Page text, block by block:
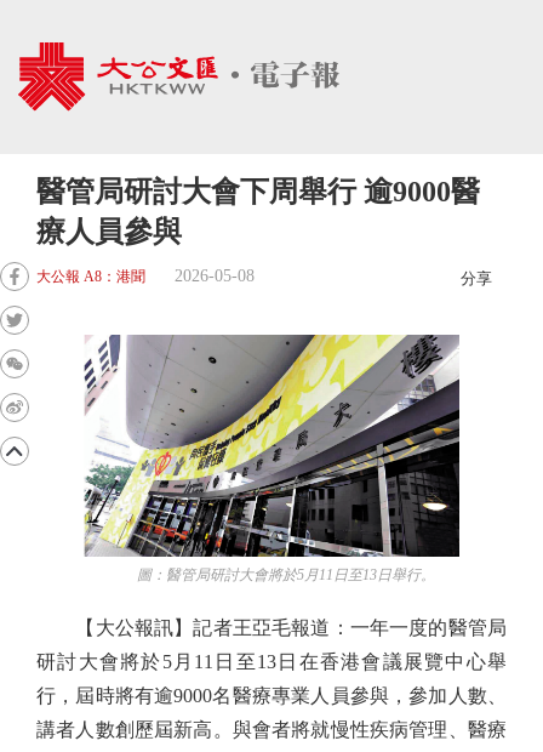
醫管局研討大會下周舉行 逾9000醫
療人員參與
大公報 A8：港聞 2026-05-08 分享
圖：醫管局研討大會將於5月11日至13日舉行。
【大公報訊】記者王亞毛報道：一年一度的醫管局
研討大會將於5月11日至13日在香港會議展覽中心舉
行，屆時將有逾9000名醫療專業人員參與，參加人數、
講者人數創歷屆新高。與會者將就慢性疾病管理、醫療